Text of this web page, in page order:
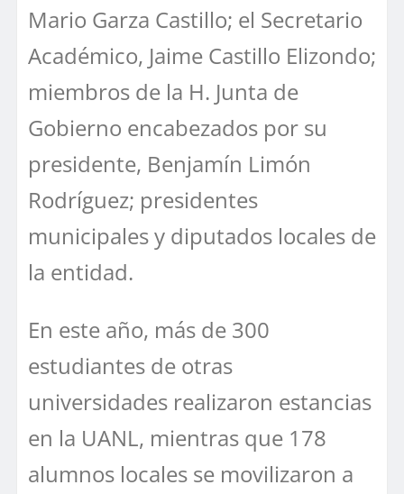
Mario Garza Castillo; el Secretario
Académico, Jaime Castillo Elizondo;
miembros de la H. Junta de
Gobierno encabezados por su
presidente, Benjamín Limón
Rodríguez; presidentes
municipales y diputados locales de
la entidad.
En este año, más de 300
estudiantes de otras
universidades realizaron estancias
en la UANL, mientras que 178
alumnos locales se movilizaron a